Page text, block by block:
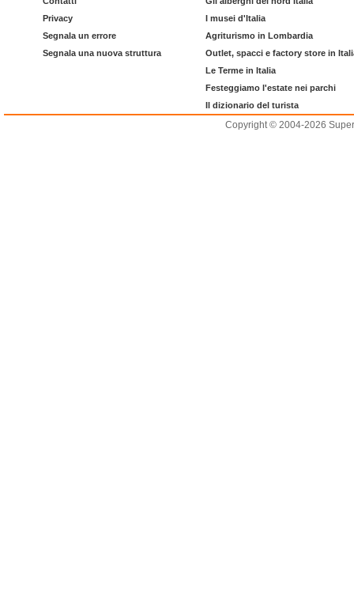
Privacy
Segnala un errore
Segnala una nuova struttura
I musei d'Italia
Agriturismo in Lombardia
Outlet, spacci e factory store in
Le Terme in Italia
Festeggiamo l'estate nei parchi
Il dizionario del turista
Copyright © 2004-2026